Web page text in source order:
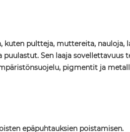
pultteja, muttereita, nauloja,
Sen laaja
pigmentit ja
epäpuhtauksien poistamisen.